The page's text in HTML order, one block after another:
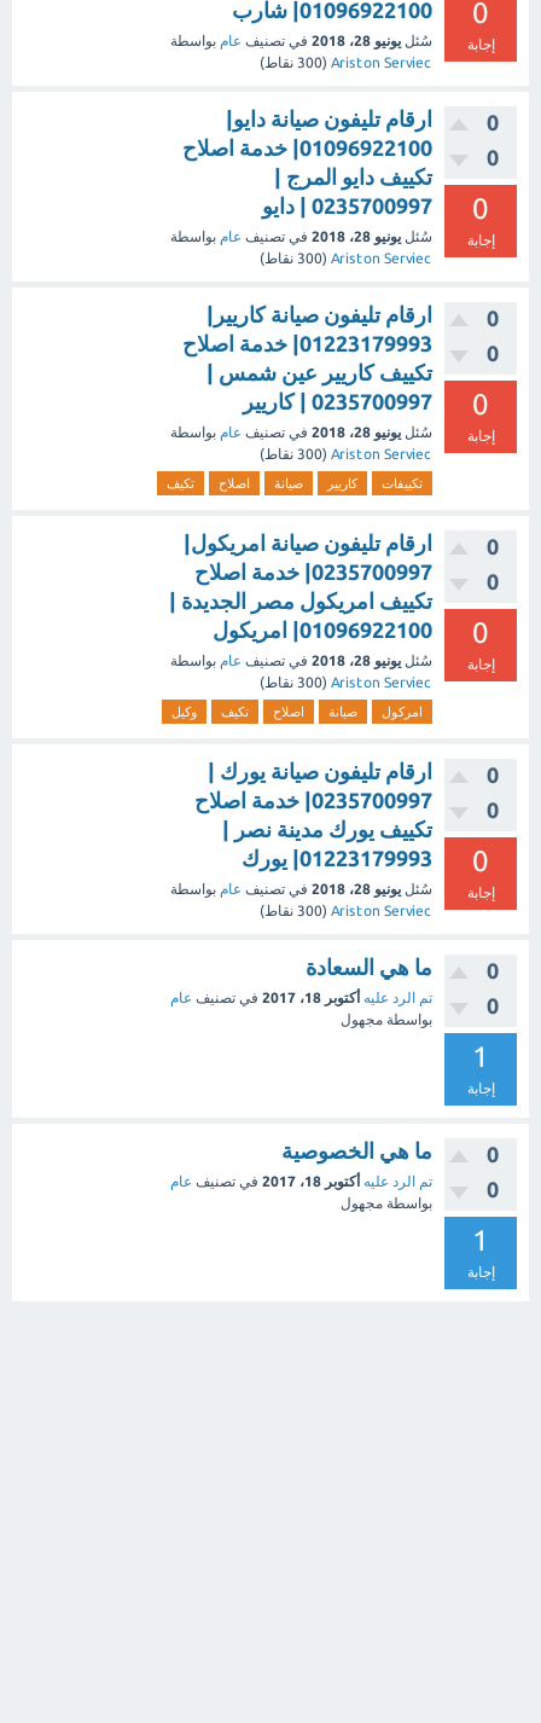
0
إجابة
01096922100| شارب
سُئل يونيو 28، 2018 في تصنيف عام بواسطة
Ariston Serviec
(
300 نقاط)
0
0
0
إجابة
ارقام تليفون صيانة دايو|
01096922100| خدمة اصلاح
تكييف دايو المرج |
0235700997 | دايو
سُئل يونيو 28، 2018 في تصنيف عام بواسطة
Ariston Serviec
(
300 نقاط)
0
0
0
إجابة
ارقام تليفون صيانة كاريير|
01223179993| خدمة اصلاح
تكييف كاريير عين شمس |
0235700997 | كاريير
سُئل يونيو 28، 2018 في تصنيف عام بواسطة
Ariston Serviec
(
300 نقاط)
تكييفات كاريير صيانة اصلاح تكيف
0
0
0
إجابة
ارقام تليفون صيانة امريكول|
0235700997| خدمة اصلاح
تكييف امريكول مصر الجديدة |
01096922100| امريكول
سُئل يونيو 28، 2018 في تصنيف عام بواسطة
Ariston Serviec
(
300 نقاط)
امركول صيانة اصلاح تكيف وكيل
0
0
0
إجابة
ارقام تليفون صيانة يورك |
0235700997| خدمة اصلاح
تكييف يورك مدينة نصر |
01223179993| يورك
سُئل يونيو 28، 2018 في تصنيف عام بواسطة
Ariston Serviec
(
300 نقاط)
0
0
1
إجابة
ما هي السعادة
تم الرد عليه أكتوبر 18، 2017 في تصنيف عام
بواسطة مجهول
0
0
1
إجابة
ما هي الخصوصية
تم الرد عليه أكتوبر 18، 2017 في تصنيف عام
بواسطة مجهول